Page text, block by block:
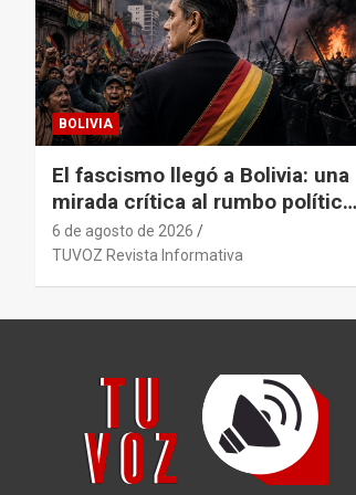
BOLIVIA
El fascismo llegó a Bolivia: una
mirada crítica al rumbo político
del país con Rodrigo Paz.
6 de agosto de 2026
TUVOZ Revista Informativa